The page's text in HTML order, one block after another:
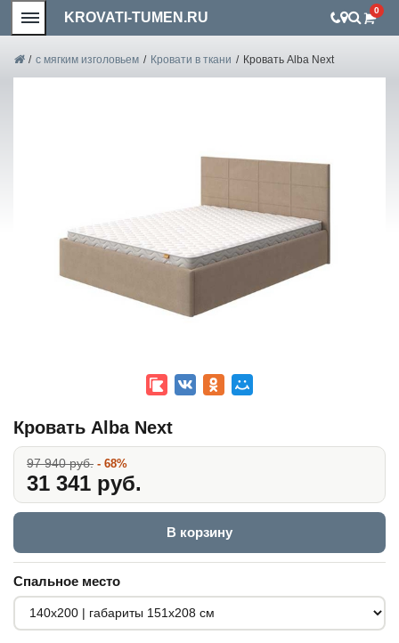
KROVATI-TUMEN.RU 0
/ с мягким изголовьем / Кровати в ткани / Кровать Alba Next
Кровать Alba Next
97 940 руб. - 68%
31 341 руб.
В корзину
Спальное место